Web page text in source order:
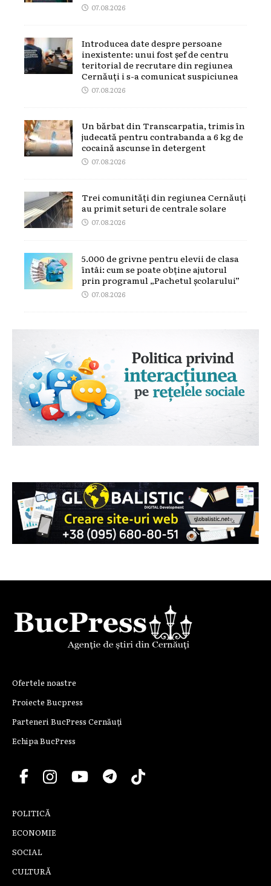
07.08.2026
Introducea date despre persoane
inexistente: unui fost șef de centru
teritorial de recrutare din regiunea
Cernăuți i s-a comunicat suspiciunea
07.08.2026
Un bărbat din Transcarpatia, trimis în
judecată pentru contrabanda a 6 kg de
cocaină ascunse în detergent
07.08.2026
Trei comunități din regiunea Cernăuți
au primit seturi de centrale solare
07.08.2026
5.000 de grivne pentru elevii de clasa
întâi: cum se poate obține ajutorul
prin programul „Pachetul școlarului”
07.08.2026
Ofertele noastre
Proiecte Bucpress
Parteneri BucPress Cernăuți
Echipa BucPress
POLITICĂ
ECONOMIE
SOCIAL
CULTURĂ